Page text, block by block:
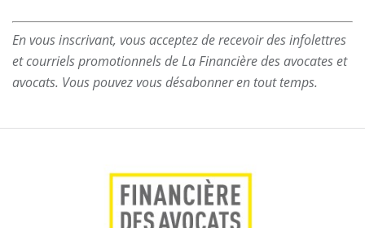
En vous inscrivant, vous acceptez de recevoir des infolettres
et courriels promotionnels de La Financière des avocates et
avocats. Vous pouvez vous désabonner en tout temps.